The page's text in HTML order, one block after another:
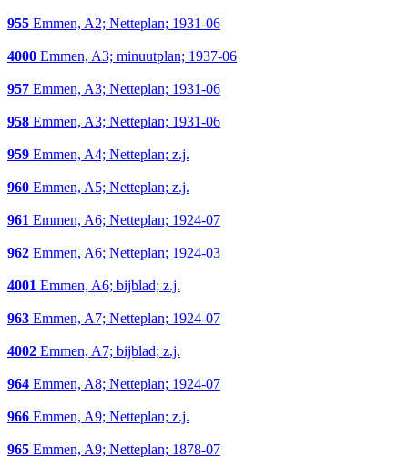
955 Emmen, A2; Netteplan; 1931-06
4000 Emmen, A3; minuutplan; 1937-06
957 Emmen, A3; Netteplan; 1931-06
958 Emmen, A3; Netteplan; 1931-06
959 Emmen, A4; Netteplan; z.j.
960 Emmen, A5; Netteplan; z.j.
961 Emmen, A6; Netteplan; 1924-07
962 Emmen, A6; Netteplan; 1924-03
4001 Emmen, A6; bijblad; z.j.
963 Emmen, A7; Netteplan; 1924-07
4002 Emmen, A7; bijblad; z.j.
964 Emmen, A8; Netteplan; 1924-07
966 Emmen, A9; Netteplan; z.j.
965 Emmen, A9; Netteplan; 1878-07